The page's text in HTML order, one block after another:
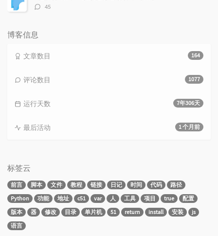
评
45
博客信息
164
文章数目
1077
评论数目
7年306天
运行天数
1 个月前
最后活动
标签云
前言 脚本 文件 教程 链接 日记 时间 代码
路径
Python
功能 地址 c51 var 人 工具 项目 true
配置
版本
器 修改 目录 单片机 51 return install 安装
js
语言